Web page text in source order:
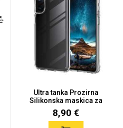
Ultra tanka Prozirna
Silikonska maskica za
Sam...
8,90 €
Preklopne maskice